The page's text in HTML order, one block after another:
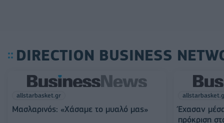
DIRECTION BUSINESS
allstarbasket.gr
Μασλαρινός: «Χάσαμε το μυαλό μας»
Έχασαν
πρόκριση